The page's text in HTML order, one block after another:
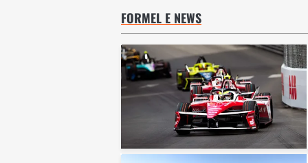
FORMEL E NEWS